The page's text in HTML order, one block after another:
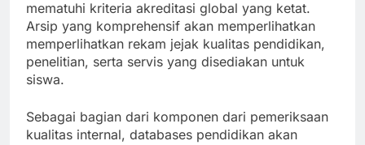
mematuhi kriteria akreditasi global yang ketat.
Arsip yang komprehensif akan memperlihatkan
memperlihatkan rekam jejak kualitas pendidikan,
penelitian, serta servis yang disediakan untuk
siswa.
Sebagai bagian dari komponen dari pemeriksaan
kualitas internal, databases pendidikan akan